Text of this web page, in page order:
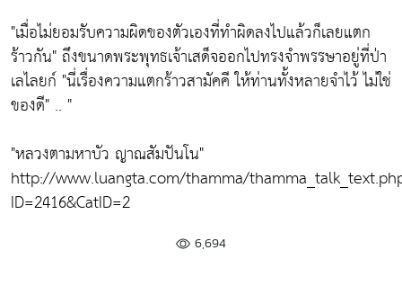
"เมื่อไม่ยอมรับความผิดของตัวเองที่ทำผิดลงไปแล้วก็เลยแตก
ร้าวกัน"ถึงขนาดพระพุทธเจ้าเสด็จออกไปทรงจำพรรษาอยู่ที่ป่า
เลไลยก์ "นี่เรื่องความแตกร้าวสามัคคี ให้ท่านทั้งหลายจำไว้ ไม่ใช่
ของดี" .. "
"หลวงตามหาบัว ญาณสัมปันโน"
http://www.luangta.com/thamma/
ID=2416&CatID=2
6,694